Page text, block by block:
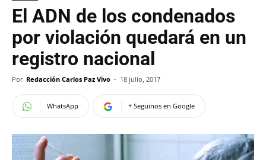
El ADN de los condenados
por violación quedará en un
registro nacional
Por Redacción Carlos Paz Vivo - 18 julio, 2017
WhatsApp + Seguinos en Google